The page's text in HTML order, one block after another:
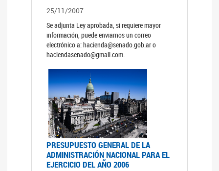
25/11/2007
Se adjunta Ley aprobada, si requiere mayor
información, puede enviarnos un correo
electrónico a: hacienda@senado.gob.ar o
haciendasenado@gmail.com.
PRESUPUESTO GENERAL DE LA
ADMINISTRACIÓN NACIONAL PARA EL
EJERCICIO DEL AÑO 2006